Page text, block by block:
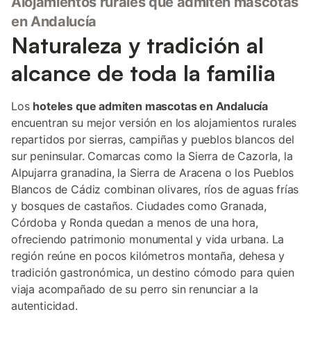
en Andalucía
Naturaleza y tradición al
alcance de toda la familia
Los hoteles que admiten mascotas en Andalucía
encuentran su mejor versión en los alojamientos rurales
repartidos por sierras, campiñas y pueblos blancos del
sur peninsular. Comarcas como la Sierra de Cazorla, la
Alpujarra granadina, la Sierra de Aracena o los Pueblos
Blancos de Cádiz combinan olivares, ríos de aguas frías
y bosques de castaños. Ciudades como Granada,
Córdoba y Ronda quedan a menos de una hora,
ofreciendo patrimonio monumental y vida urbana. La
región reúne en pocos kilómetros montaña, dehesa y
tradición gastronómica, un destino cómodo para quien
viaja acompañado de su perro sin renunciar a la
autenticidad.